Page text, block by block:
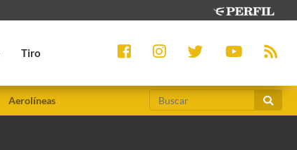
Tiro
Aerolíneas